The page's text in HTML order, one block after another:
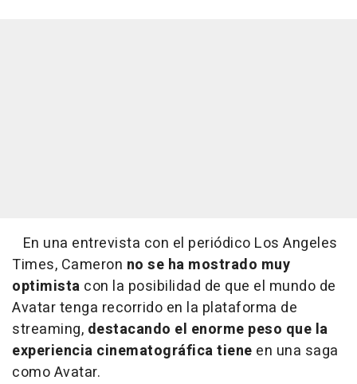
En una entrevista con el periódico Los Angeles
Times, Cameron no se ha mostrado muy
optimista con la posibilidad de que el mundo de
Avatar tenga recorrido en la plataforma de
streaming, destacando el enorme peso que la
experiencia cinematográficatiene en una saga
como Avatar.